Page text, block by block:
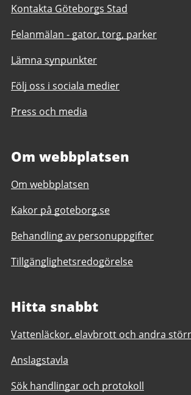
Kontakta Göteborgs Stad
Felanmälan - gator, torg, parker
Lämna synpunkter
Följ oss i sociala medier
Press och media
Om webbplatsen
Om webbplatsen
Kakor på goteborg.se
Behandling av personuppgifter
Tillgänglighetsredogörelse
Hitta snabbt
Vattenläckor, elavbrott och andra
Anslagstavla
Sök handlingar och protokoll